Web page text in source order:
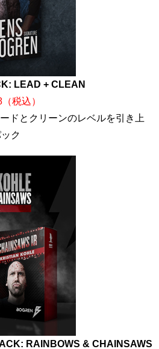
LEAD + CLEAN
税込）
ドとクリーンのレベルを引き上
ク
RAINBOWS & CHAINSAWS